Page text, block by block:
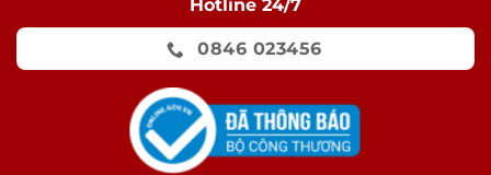
Hotline 24/7
0846 023456